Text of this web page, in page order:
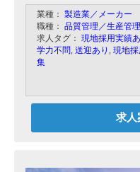
製品に含
理などを
同社クラ
日系企業
も含まれ
業種： 製造業／メーカー
職種： 品質管理／生産管
求人タグ： 現地採用実績
学力不問, 送迎あり , 現地採
集
求人